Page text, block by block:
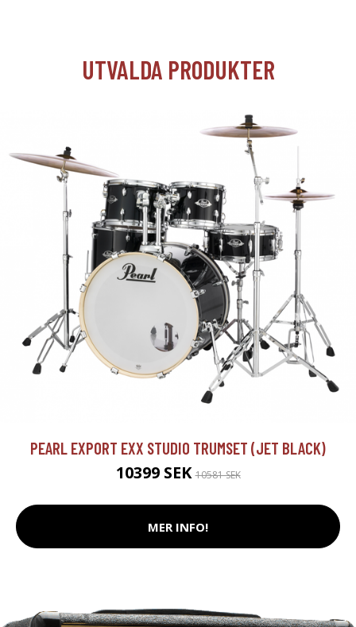
UTVALDA PRODUKTER
PEARL EXPORT EXX STUDIO TRUMSET (JET BLACK)
10399 SEK10581 SEK
MER INFO!